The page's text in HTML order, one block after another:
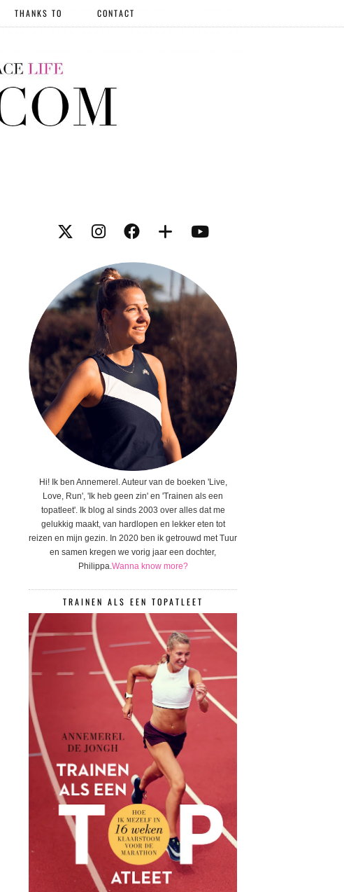
THANKS TO CONTACT
Hi! Ik ben Annemerel. Auteur van de boeken 'Live,
Love, Run', 'Ik heb geen zin' en 'Trainen als een
topatleet'. Ik blog al sinds 2003 over alles dat me
gelukkig maakt, van hardlopen en lekker eten tot
reizen en mijn gezin. In 2020 ben ik getrouwd met Tuur
en samen kregen we vorig jaar een dochter,
Philippa.Wanna know more?
TRAINEN ALS EEN TOPATLEET